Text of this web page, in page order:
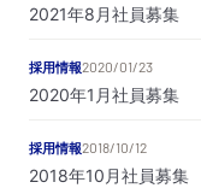
2021年8月社員募集
採用情報2020/01/23
2020年1月社員募集
採用情報2018/10/12
2018年10月社員募集